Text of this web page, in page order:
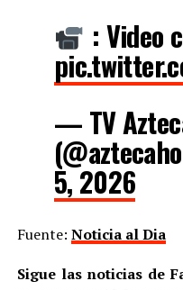
: Video
— TV
5, 2026
Fuente: Noticia al Dia
Sigue las noticias de